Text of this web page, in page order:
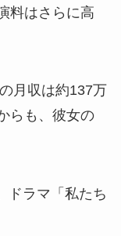
料はさらに高
月収は約137万
らも、彼女の